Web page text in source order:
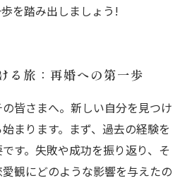
を踏み出しましょう!
る旅：再婚への第一歩
皆さまへ。新しい自分を見つけ
まります。まず、過去の経験を
す。失敗や成功を振り返り、そ
観にどのような影響を与えたの